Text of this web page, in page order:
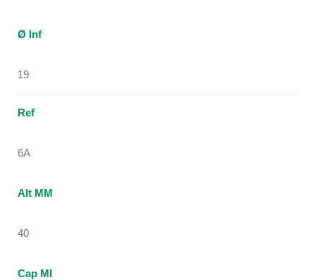
Ø Inf
19
Ref
6A
Alt MM
40
Cap Ml